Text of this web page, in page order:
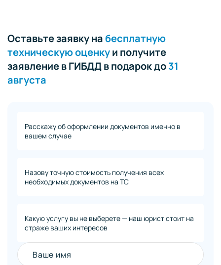
Оставьте заявку набесплатную
техническую оценкуи получите
заявление в ГИБДД в подарок до31
августа
Расскажу об оформлении документов именно в
вашем случае
Назову точную стоимость получения всех
необходимых документов на ТС
Какую услугу вы не выберете — наш юрист стоит на
страже ваших интересов
Ваше имя